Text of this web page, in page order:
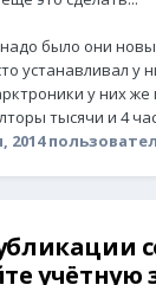
было они
устанавливал у
у них же
тысячи и 4
2014
учётную